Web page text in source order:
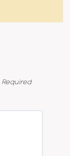
Required